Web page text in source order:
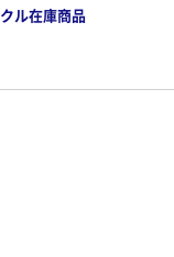
ル在庫商品